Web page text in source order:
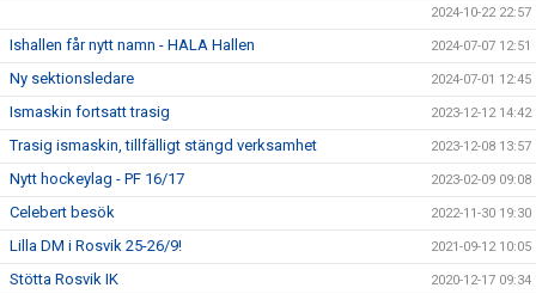
2024-10-22 22:57
Ishallen får nytt namn - HALA Hallen 2024-07-07 12:51
Ny sektionsledare 2024-07-01 12:45
Ismaskin fortsatt trasig 2023-12-12 14:42
Trasig ismaskin, tillfälligt stängd verksamhet 2023-12-08 13:57
Nytt hockeylag - PF 16/17 2023-02-09 09:08
Celebert besök 2022-11-30 19:30
Lilla DM i Rosvik 25-26/9! 2021-09-12 10:05
Stötta Rosvik IK 2020-12-17 09:34